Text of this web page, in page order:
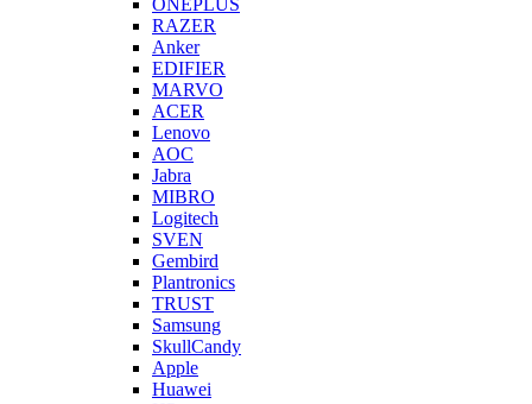
ONEPLUS
RAZER
Anker
EDIFIER
MARVO
ACER
Lenovo
AOC
Jabra
MIBRO
Logitech
SVEN
Gembird
Plantronics
TRUST
Samsung
SkullCandy
Apple
Huawei